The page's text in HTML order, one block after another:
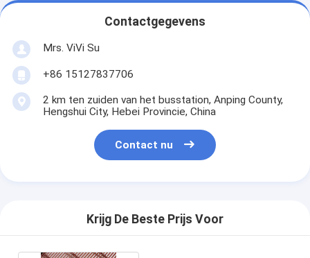
Contactgegevens
Mrs. ViVi Su
+86 15127837706
2 km ten zuiden van het busstation, Anping County,
Hengshui City, Hebei Provincie, China
Contact nu
Krijg De Beste Prijs Voor